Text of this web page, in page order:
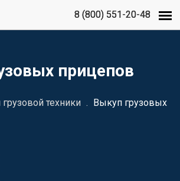
8 (800) 551-20-48
8 (800) 551-20-48
прицепов
техники . Выкуп грузовых